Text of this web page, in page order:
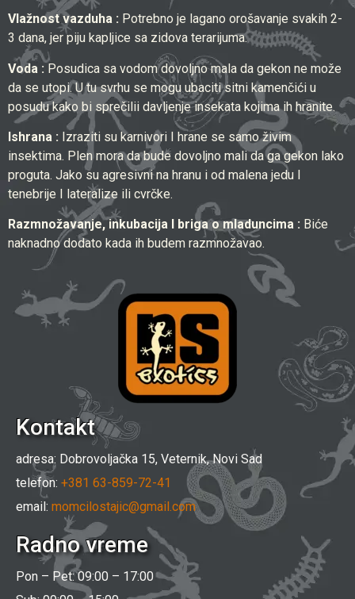
Vlažnost vazduha : Potrebno je lagano orošavanje svakih 2-
3 dana, jer piju kapljice sa zidova terarijuma.
Voda : Posudica sa vodom dovoljno mala da gekon ne može
da se utopi. U tu svrhu se mogu ubaciti sitni kamenčići u
posudu kako bi sprečilii davljenje insekata kojima ih hranite.
Ishrana : Izraziti su karnivori I hrane se samo živim
insektima. Plen mora da bude dovoljno mali da ga gekon lako
proguta. Jako su agresivni na hranu i od malena jedu I
tenebrije I lateralize ili cvrčke.
Razmnožavanje, inkubacija I briga o mladuncima : Biće
naknadno dodato kada ih budem razmnožavao.
Kontakt
adresa: Dobrovoljačka 15, Veternik, Novi Sad
telefon: +381 63-859-72-41
email: momcilostajic@gmail.com
Radno vreme
Pon – Pet: 09:00 – 17:00